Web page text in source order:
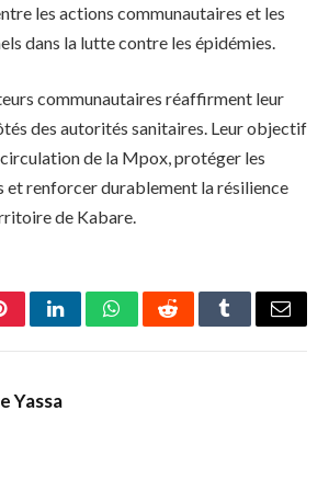
les actions communautaires et les
dans la lutte contre les épidémies.
communautaires réaffirment leur
des autorités sanitaires. Leur objectif
de la Mpox, protéger les
et renforcer durablement la résilience
de Kabare.
LinkedInWhatsAppRedditTumblrEmail
Yassa